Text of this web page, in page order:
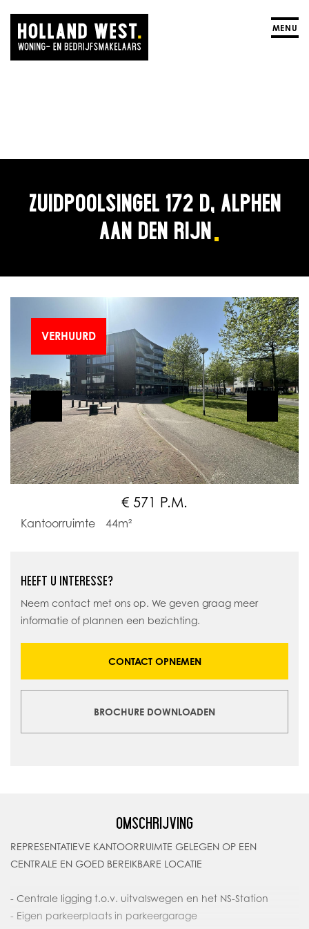
MENU
ZUIDPOOLSINGEL 172 D, ALPHEN
AAN DEN RIJN
VERHUURD
€ 571 P.M.
Kantoorruimte 44m²
HEEFT U INTERESSE?
Neem contact met ons op. We geven graag meer
informatie of plannen een bezichting.
CONTACT OPNEMEN
BROCHURE DOWNLOADEN
OMSCHRIJVING
REPRESENTATIEVE KANTOORRUIMTE GELEGEN OP EEN
CENTRALE EN GOED BEREIKBARE LOCATIE
- Centrale ligging t.o.v. uitvalswegen en het NS-Station
- Eigen parkeerplaats in parkeergarage